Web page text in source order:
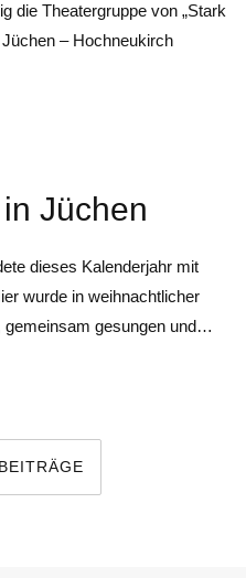
die Theatergruppe von „Stark
– Hochneukirch
Jüchen
dieses Kalenderjahr mit
wurde in weihnachtlicher
gemeinsam gesungen und…